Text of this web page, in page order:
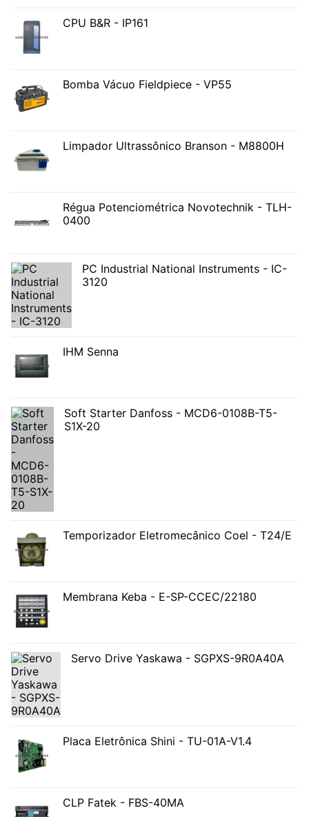
CPU B&R - IP161
Bomba Vácuo Fieldpiece - VP55
Limpador Ultrassônico Branson - M8800H
Régua Potenciométrica Novotechnik - TLH-
0400
PC Industrial National Instruments - IC-
3120
IHM Senna
Soft Starter Danfoss - MCD6-0108B-T5-
S1X-20
Temporizador Eletromecânico Coel - T24/E
Membrana Keba - E-SP-CCEC/22180
Servo Drive Yaskawa - SGPXS-9R0A40A
Placa Eletrônica Shini - TU-01A-V1.4
CLP Fatek - FBS-40MA